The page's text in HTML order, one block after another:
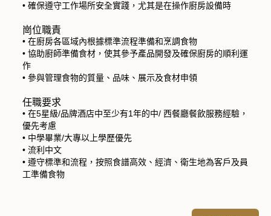
• 確保遵守工作場所安全實踐，尤其是在操作廚房設備時
崗位職責
• 在廚房各區域內根據標準流程準備和烹調食物
• 協助廚師準備食材，使其參予產品開發及確保廚房的順利運
作
• 參與管理食物的質量、品味、展示及食材申領
任職要求
• 在5星級/品牌酒店中至少有1年的中/ 西餐廳餐飲服務經驗，
優先考慮
• 中學畢業/大專以上學歷優先
• 流利中文
• 遵守標準和流程，按照食譜高效、經濟、衛生地為客戶及員
工準備食物